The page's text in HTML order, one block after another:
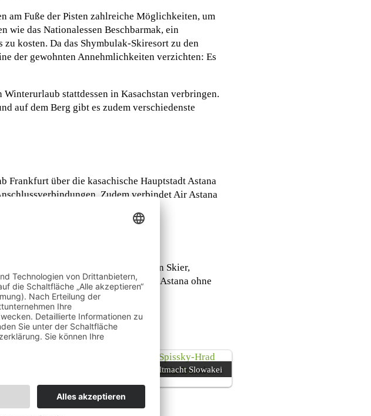
am Fuße der Pisten zahlreiche Möglichkeiten, um
wie das Nationalessen Beschbarmak, ein
kosten. Da das Shymbulak-Skiresort zu den
der gewohnten Annehmlichkeiten verzichten: Es
stattdessen in Kasachstan verbringen.
auf dem Berg gibt es zudem verschiedenste
Frankfurt über die kasachische Hauptstadt Astana
Zudem verbindet Air Astana
verzichten, sondern können Skier,
Denn: Skigepäck befördert Air Astana ohne
Burgenweltmacht Slowakei